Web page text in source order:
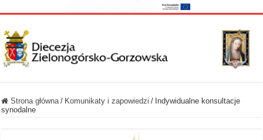
Strona główna / Komunikaty i zapowiedzi / Indywidualne konsultacje
synodalne